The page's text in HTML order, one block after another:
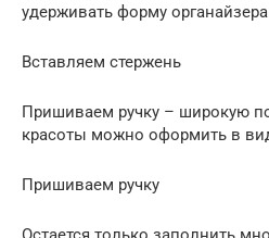
удерживать форму
Вставляем стержень
Пришиваем ручку – широкую
красоты можно оформить в
Пришиваем ручку